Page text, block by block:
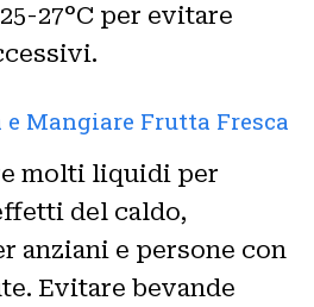
27°C per evitare
Mangiare Frutta Fresca
molti liquidi per
del caldo,
anziani e persone con
Evitare bevande